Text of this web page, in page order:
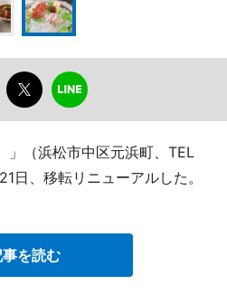
」（浜松市中区元浜町、TEL
、移転リニューアルした。
を読む